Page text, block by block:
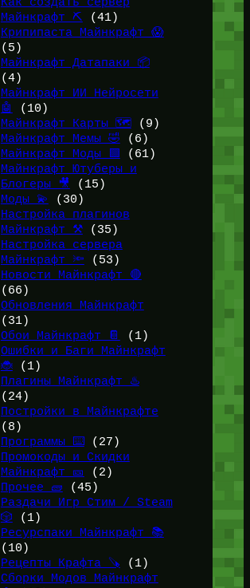
Как создать сервер
Майнкрафт ⛏️ (41)
Крипипаста Майнкрафт 😱
(5)
Майнкрафт Датапаки 📦
(4)
Майнкрафт ИИ Нейросети
🤖
(10)
Майнкрафт Карты 🗺️(9)
Майнкрафт Мемы 🤣 (6)
Майнкрафт Моды 🟩 (61)
Майнкрафт Ютуберы и
Блогеры 🎥
(15)
Моды 💫
(30)
Настройка плагинов
Майнкрафт ⚒️(35)
Настройка сервера
Майнкрафт 🔦 (53)
Новости Майнкрафт 🔴
(66)
Обновления Майнкрафт
(31)
Обои Майнкрафт 📔
(1)
Ошибки и Баги Майнкрафт
🐞(1)
Плагины Майнкрафт ♨️
(24)
Постройки в Майнкрафте
(8)
Программы ⌨️(27)
Промокоды и Скидки
Майнкрафт 🎫
(2)
Прочее 🧱 (45)
Раздачи Игр Стим / Steam
🎲 (1)
Ресурспаки Майнкрафт 📚
(10)
Рецепты Крафта 🪚 (1)
Сборки Модов Майнкрафт